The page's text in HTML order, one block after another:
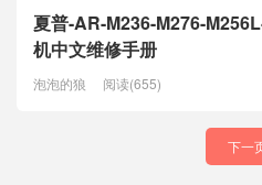
夏普-AR-M236-M276-
机中文维修手册
泡泡的狼 阅读(655)
下一